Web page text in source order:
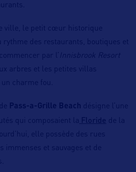
ville, le petit cœur historique
rythme des restaurants, boutiques et
par l’ Innisbrook Resort
arbres et les petites villas
charme fou.
Pass-a-Grille Beach désigne l’une
qui composaient la Floride de la
elle possède des rues
immenses et sauvages et de